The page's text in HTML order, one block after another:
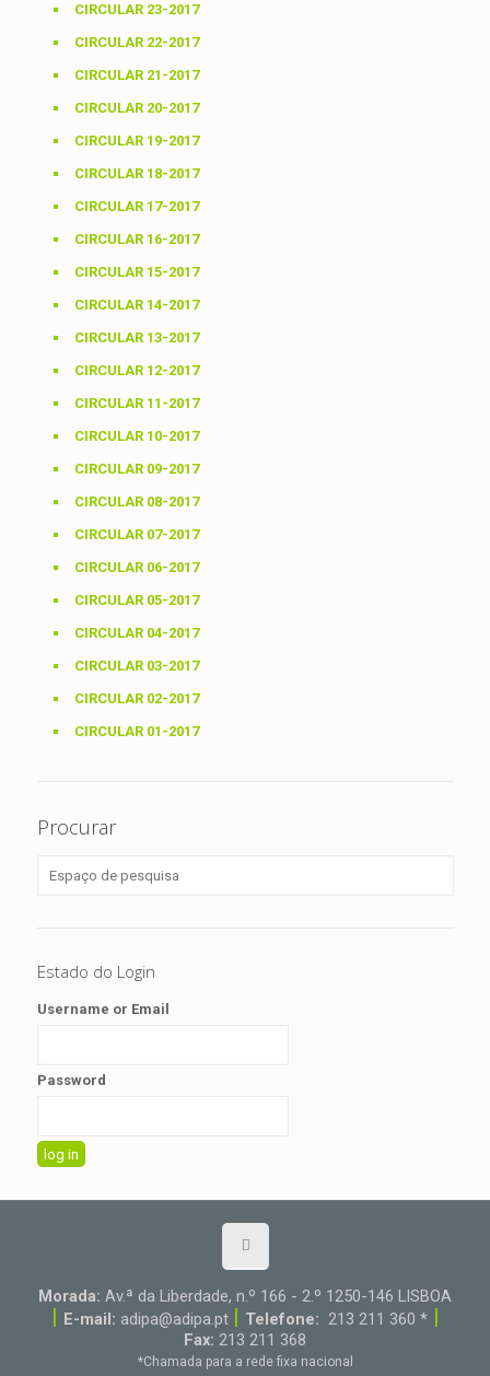
CIRCULAR 23-2017
CIRCULAR 22-2017
CIRCULAR 21-2017
CIRCULAR 20-2017
CIRCULAR 19-2017
CIRCULAR 18-2017
CIRCULAR 17-2017
CIRCULAR 16-2017
CIRCULAR 15-2017
CIRCULAR 14-2017
CIRCULAR 13-2017
CIRCULAR 12-2017
CIRCULAR 11-2017
CIRCULAR 10-2017
CIRCULAR 09-2017
CIRCULAR 08-2017
CIRCULAR 07-2017
CIRCULAR 06-2017
CIRCULAR 05-2017
CIRCULAR 04-2017
CIRCULAR 03-2017
CIRCULAR 02-2017
CIRCULAR 01-2017
Procurar
Estado do Login
Username or Email
Password
Morada: Av.ª da Liberdade, n.º 166 - 2.º 1250-146 LISBOA
| E-mail: adipa@adipa.pt | Telefone: 213 211 360 *|
Fax: 213 211 368
*Chamada para a rede fixa nacional